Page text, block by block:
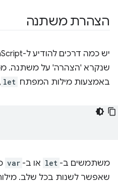
הצהרת משתנה
שנקרא 'הצהרה' על משתנה.
באמצעות מילות המפתח let
,‏
משתמשים ב- let או ב- var
שאפשר לשנות בכל שלב.